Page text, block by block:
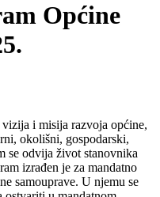
Općine
i misija razvoja općine,
okolišni, gospodarski,
se odvija život stanovnika
izrađen je za mandatno
samouprave. U njemu se